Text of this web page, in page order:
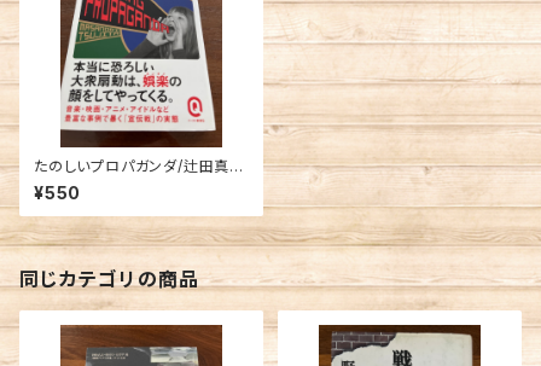
たのしいプロパガンダ/辻田真佐
憲
¥550
同じカテゴリの商品